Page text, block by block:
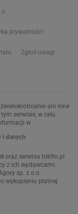
prywatności
Zgłoś uwagi
ani inne
serwisie, w celu
w
i danych
oraz serwisu tokfm.pl
z ich wydawcami:
sp. z o.o.
wykupieniu płatnej